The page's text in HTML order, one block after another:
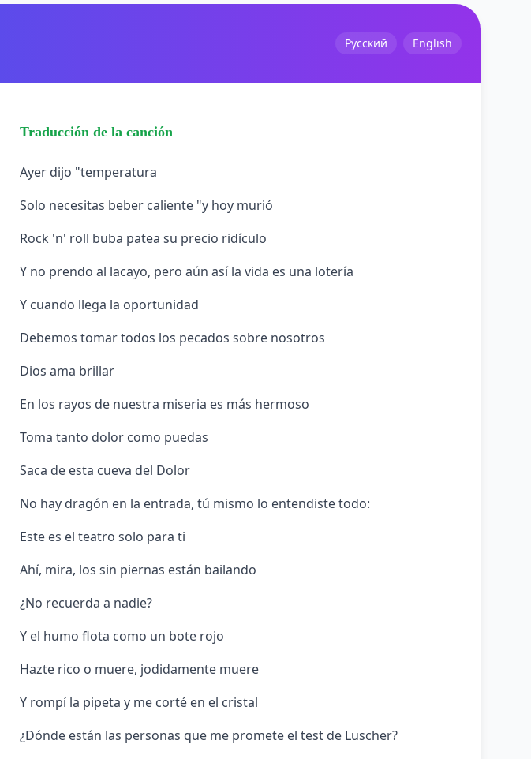
Русский English
Traducción de la canción
Ayer dijo "temperatura
Solo necesitas beber caliente "y hoy murió
Rock 'n' roll buba patea su precio ridículo
Y no prendo al lacayo, pero aún así la vida es una lotería
Y cuando llega la oportunidad
Debemos tomar todos los pecados sobre nosotros
Dios ama brillar
En los rayos de nuestra miseria es más hermoso
Toma tanto dolor como puedas
Saca de esta cueva del Dolor
No hay dragón en la entrada, tú mismo lo entendiste todo:
Este es el teatro solo para ti
Ahí, mira, los sin piernas están bailando
¿No recuerda a nadie?
Y el humo flota como un bote rojo
Hazte rico o muere, jodidamente muere
Y rompí la pipeta y me corté en el cristal
¿Dónde están las personas que me promete el test de Luscher?